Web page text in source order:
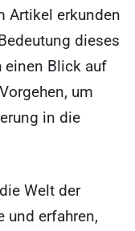
Artikel erkunden
dieses
einen Blick auf
um
in die
Welt der
und erfahren,